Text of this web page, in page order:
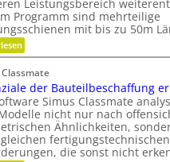
o
r
t
u
n
S
t
i
f
t
n
g
g
e
g
r
ü
n
b
l
e
P
l
a
n
t
e
n
g
e
t
r
Leistungsbereich
Programm sind mehrteilige
mit bis zu 50m
:
F
r
m
e
h
r
F
l
e
der Bauteilbeschaffung
Simus Classmate
nicht nur nach
Ähnlichkeiten,
fertigungstechnischen
die sonst nicht